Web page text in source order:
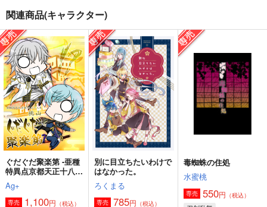
天晴道
ぱらのいあいずむ
550円（税込）
るろうに剣心
齋藤一×緋村剣心
サンプル
カート
Tresor
ぱらのいあいずむ
550円（税込）
家庭教師ヒットマンREBORN！
獄寺隼人×沢田綱吉
サンプル
カート
ETERNITY
ぱらのいあいずむ
550円（税込）
獄寺隼人×沢田綱吉
関連商品(キャラクター)
ぐだぐだ聚楽第 -亜種
特異点京都天正十八年
桃山-
Ag+
専売 1,100円 （税込）
別に目立ちたいわけで
はなかった。
ろくまる
専売 785円 （税込）
毒蜘蛛の住処
水蜜桃
専売 550円 （税込）